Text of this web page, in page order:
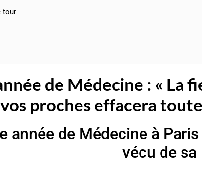
tour
de Médecine : « La
proches effacera
année de Médecine à
vécu de sa